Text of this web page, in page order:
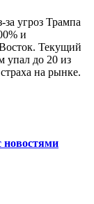
угроз Трампа
и
Текущий
упал до 20 из
на рынке.
новостями